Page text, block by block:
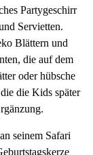
Partygeschirr
Servietten.
Blättern und
die auf dem
oder hübsche
die Kids später
seinem Safari